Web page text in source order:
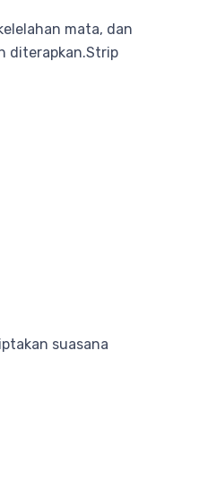
mata, dan
diterapkan.Strip
suasana